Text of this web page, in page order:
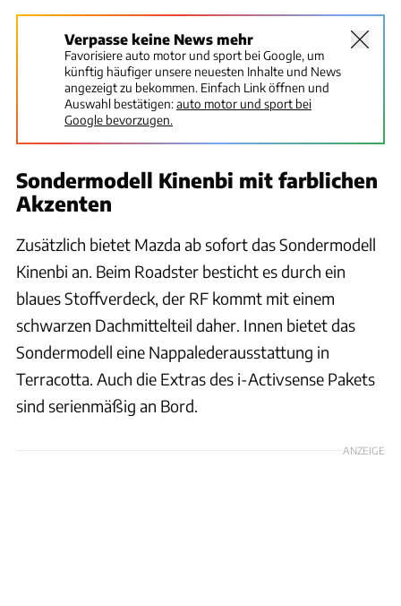
Verpasse keine News mehr
Favorisiere auto motor und sport bei Google, um
künftig häufiger unsere neuesten Inhalte und News
angezeigt zu bekommen. Einfach Link öffnen und
Auswahl bestätigen:auto motor und sport bei
Google bevorzugen.
Sondermodell Kinenbi mit farblichen
Akzenten
Zusätzlich bietet Mazda ab sofort das Sondermodell
Kinenbi an. Beim Roadster besticht es durch ein
blaues Stoffverdeck, der RF kommt mit einem
schwarzen Dachmittelteil daher. Innen bietet das
Sondermodell eine Nappalederausstattung in
Terracotta. Auch die Extras des i-Activsense Pakets
sind serienmäßig an Bord.
ANZEIGE